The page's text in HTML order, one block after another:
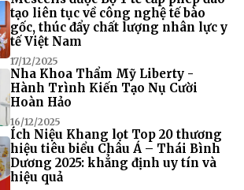
tạo liên tục về công nghệ tế bào
gốc, thúc đẩy chất lượng nhân lực y
tế Việt Nam
17/12/2025
Nha Khoa Thẩm Mỹ Liberty -
Hành Trình Kiến Tạo Nụ Cười
Hoàn Hảo
16/12/2025
Ích Niệu Khang lọt Top 20 thương
hiệu tiêu biểu Châu Á – Thái Bình
Dương 2025: khẳng định uy tín và
hiệu quả